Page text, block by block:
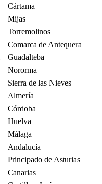
Cártama
Mijas
Torremolinos
Comarca de Antequera
Guadalteba
Nororma
Sierra de las Nieves
Almería
Córdoba
Huelva
Málaga
Andalucía
Principado de Asturias
Canarias